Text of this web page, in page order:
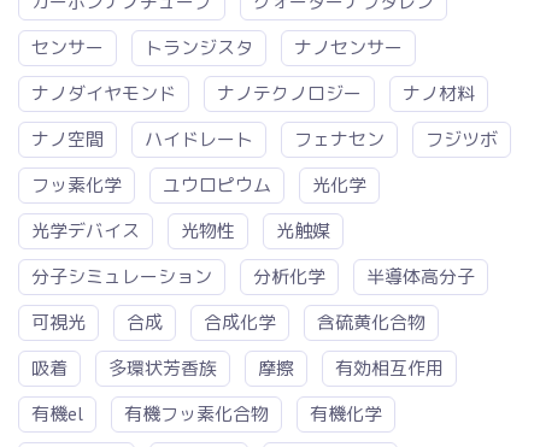
センサー
トランジスタ
ナノセンサー
ナノダイヤモンド
ナノテクノロジー
ナノ材料
ナノ空間
ハイドレート フェナセン
フジツボ
フッ素化学
ユウロピウム
光化学
光学デバイス
光物性
光触媒
分子シミュレーション
分析化学
半導体高分子
可視光
合成 合成化学
含硫黄化合物
吸着
多環状芳香族 摩擦
有効相互作用
有機el
有機フッ素化合物
有機化学